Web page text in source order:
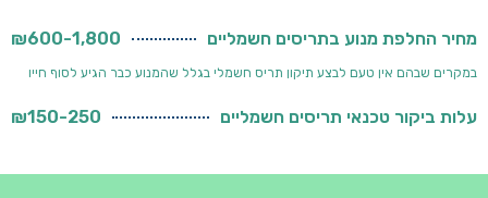
מחיר החלפת מנוע בתריסים חשמליים ₪600-1,800
במקרים שבהם אין טעם לבצע תיקון תריס חשמלי בגלל שהמנוע כבר הגיע לסוף חייו
עלות ביקור טכנאי תריסים חשמליים ₪150-250